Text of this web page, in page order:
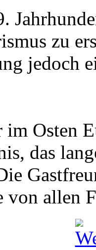
zu
jedoch
im Osten
das
von allen